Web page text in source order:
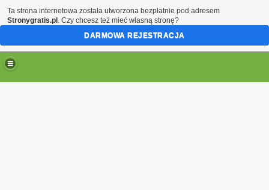
Ta strona internetowa została utworzona bezpłatnie pod adresem
Stronygratis.pl . Czy chcesz też mieć własną stronę?
DARMOWA REJESTRACJA